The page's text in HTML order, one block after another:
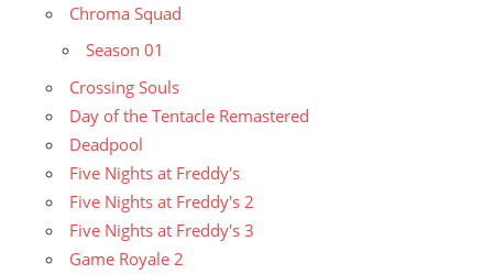
Chroma Squad
Season 01
Crossing Souls
Day of the Tentacle Remastered
Deadpool
Five Nights at Freddy's
Five Nights at Freddy's 2
Five Nights at Freddy's 3
Game Royale 2